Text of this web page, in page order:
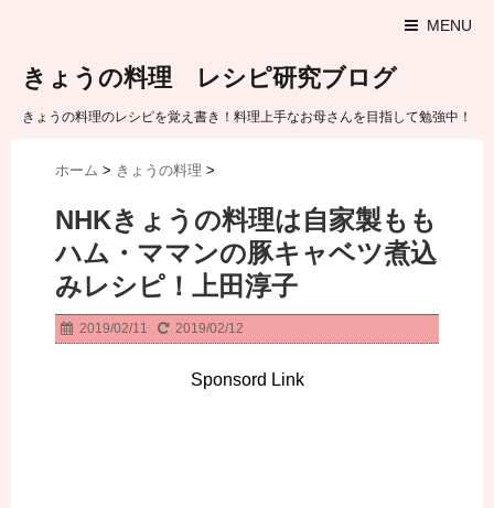
MENU
きょうの料理 レシピ研究ブログ
きょうの料理のレシピを覚え書き！料理上手なお母さんを目指して勉強中！
ホーム > きょうの料理 >
NHKきょうの料理は自家製もも
ハム・ママンの豚キャベツ煮込
みレシピ！上田淳子
2019/02/11 2019/02/12
Sponsord Link